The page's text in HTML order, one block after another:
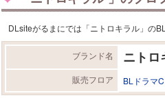
DLsiteがるまにでは「ニトロキラル」の
ブランド名 ニトロ
販売フロア BLドラマ